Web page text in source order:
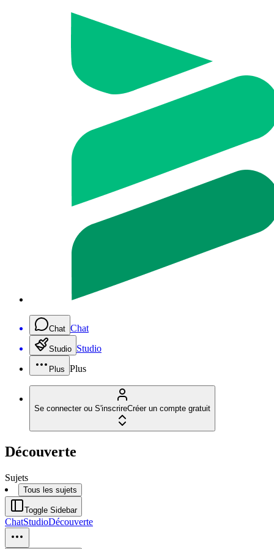
Chat Chat
Studio Studio
Plus Plus
Se connecter ou S'inscrireCréer un compte gratuit
Découverte
Sujets
Tous les sujets
Toggle Sidebar
ChatStudioDécouverte